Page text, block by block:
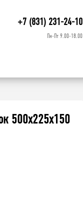
+7 (831) 231-24-10
Пн-Пт 9.00-18.00
500х225х150